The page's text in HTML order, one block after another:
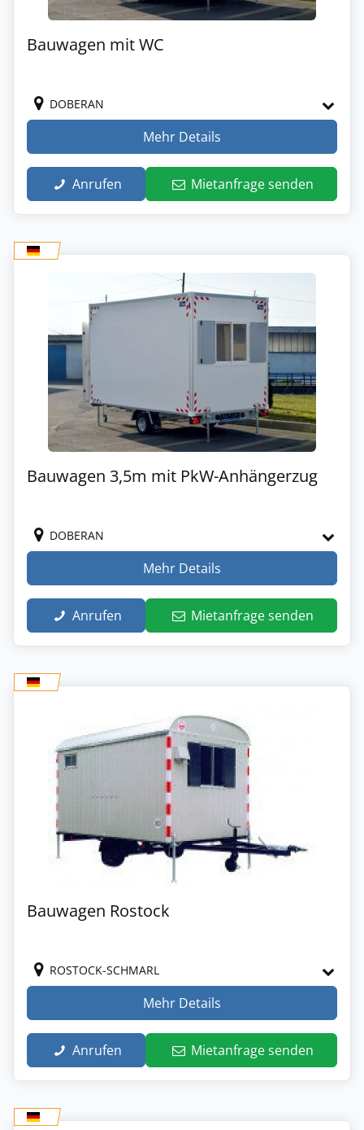
Bauwagen mit WC
DOBERAN
Mehr Details
Anrufen Mietanfrage senden
Bauwagen 3,5m mit PkW-Anhängerzug
DOBERAN
Mehr Details
Anrufen Mietanfrage senden
Bauwagen Rostock
ROSTOCK-SCHMARL
Mehr Details
Anrufen Mietanfrage senden